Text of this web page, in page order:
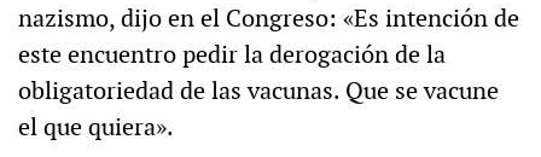
nazismo, dijo en el Congreso: «Es intención de
este encuentro pedir la derogación de la
obligatoriedad de las vacunas. Que se vacune
el que quiera».